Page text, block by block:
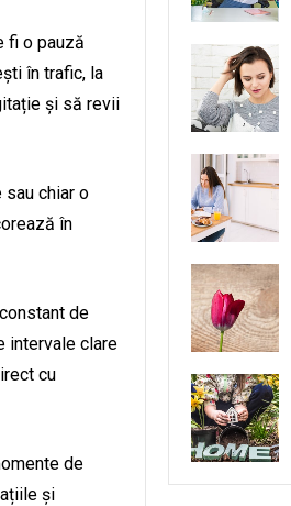
fi o pauză
în trafic, la
și să revii
sau chiar o
în
de
intervale clare
cu
de
și